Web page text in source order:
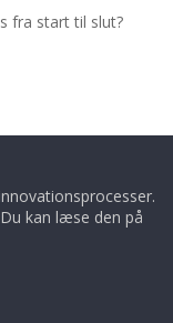
fra start til slut?
kan læse den på